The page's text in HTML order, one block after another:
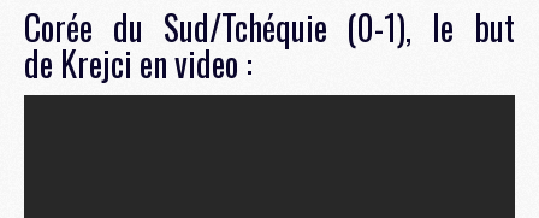
Corée du Sud/Tchéquie (0-1), le but
de Krejci en video :